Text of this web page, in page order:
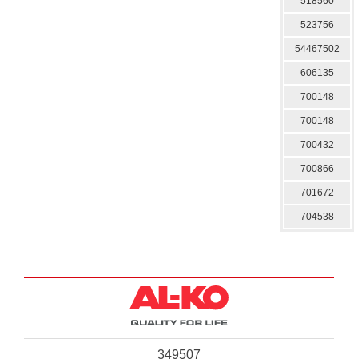
523756
54467502
606135
700148
700148
700432
700866
701672
704538
349507